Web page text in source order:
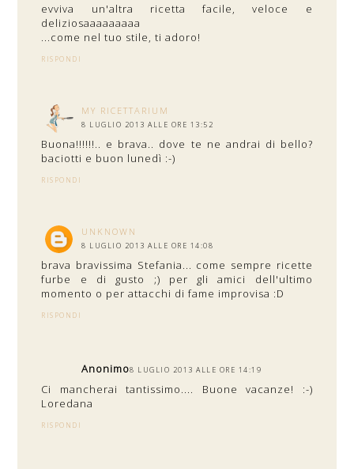
evviva un'altra ricetta facile, veloce e
deliziosaaaaaaaaa
...come nel tuo stile, ti adoro!
RISPONDI
MY RICETTARIUM
8 LUGLIO 2013 ALLE ORE 13:52
Buona!!!!!!.. e brava.. dove te ne andrai di bello?
baciotti e buon lunedì :-)
RISPONDI
UNKNOWN
8 LUGLIO 2013 ALLE ORE 14:08
brava bravissima Stefania... come sempre ricette
furbe e di gusto ;) per gli amici dell'ultimo
momento o per attacchi di fame improvisa :D
RISPONDI
Anonimo8 LUGLIO 2013 ALLE ORE 14:19
Ci mancherai tantissimo.... Buone vacanze! :-)
Loredana
RISPONDI